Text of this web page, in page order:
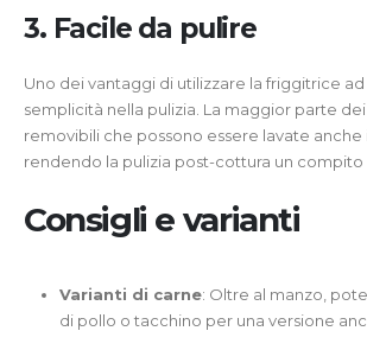
3. Facile da pulire
Uno dei vantaggi di utilizzare la friggitrice ad
semplicità nella pulizia. La maggior parte
removibili che possono essere lavate anche
rendendo la pulizia post-cottura un compito
Consigli e varianti
Varianti di carne: Oltre al manzo,
di pollo o tacchino per una versione